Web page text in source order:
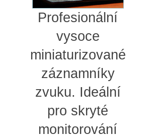
Profesionální
vysoce
miniaturizované
záznamníky
zvuku. Ideální
pro skryté
monitorování